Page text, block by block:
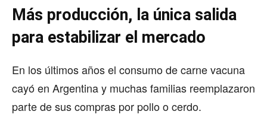
Más producción, la única salida
para estabilizar el mercado
En los últimos años el consumo de carne vacuna
cayó en Argentina y muchas familias reemplazaron
parte de sus compras por pollo o cerdo.